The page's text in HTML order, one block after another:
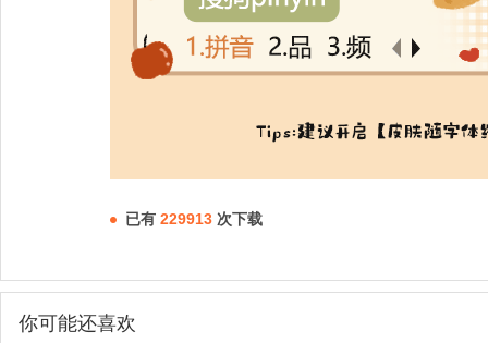
已有 229913 次下载
你可能还喜欢